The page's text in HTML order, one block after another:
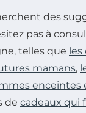
des
pas à
telles que
mamans,
enceintes
de cadeaux qui